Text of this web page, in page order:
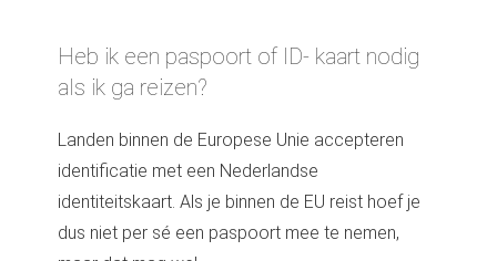
Heb ik een paspoort of ID- kaart nodig
als ik ga reizen?
Landen binnen de Europese Unie accepteren
identificatie met een Nederlandse
identiteitskaart. Als je binnen de EU reist hoef je
dus niet per sé een paspoort mee te nemen,